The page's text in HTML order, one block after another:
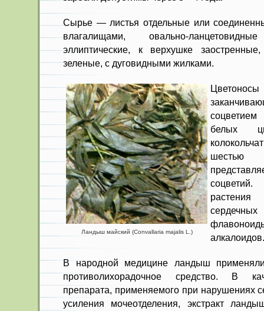
Сырье — листья отдельные или
влагали­щами, овально-
эллиптические, к верхушке
зеленые, с дуговидными жилками.
Ландыш майский (Convallaria majalis L.)
Цветоносы
белых
шестью
алкалоидов.
В народной медицине ландыш
противо­лихорадочное средство. В
препарата, применяемого при нарушениях
усиления мочеотделения, экс­тракт